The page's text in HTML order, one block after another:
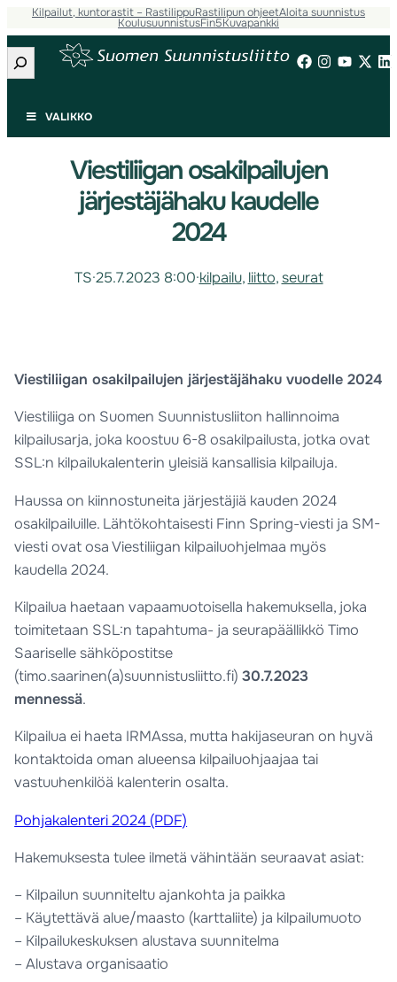
Kilpailut, kuntorastit – RastilippuRastilipun ohjeetAloita suunnistus
KoulusuunnistusFin5Kuvapankki
Etsi
VALIKKO
Viestiliigan osakilpailujen
järjestäjähaku kaudelle
2024
TS·25.7.2023 8:00·kilpailu, liitto, seurat
Viestiliigan osakilpailujen järjestäjähaku vuodelle 2024
Viestiliiga on Suomen Suunnistusliiton hallinnoima
kilpailusarja, joka koostuu 6-8 osakilpailusta, jotka ovat
SSL:n kilpailukalenterin yleisiä kansallisia kilpailuja.
Haussa on kiinnostuneita järjestäjiä kauden 2024
osakilpailuille. Lähtökohtaisesti Finn Spring-viesti ja SM-
viesti ovat osa Viestiliigan kilpailuohjelmaa myös
kaudella 2024.
Kilpailua haetaan vapaamuotoisella hakemuksella, joka
toimitetaan SSL:n tapahtuma- ja seurapäällikkö Timo
Saariselle sähköpostitse
(timo.saarinen(a)suunnistusliitto.fi)30.7.2023
mennessä.
Kilpailua ei haeta IRMAssa, mutta hakijaseuran on hyvä
kontaktoida oman alueensa kilpailuohjaajaa tai
vastuuhenkilöä kalenterin osalta.
Pohjakalenteri 2024 (PDF)
Hakemuksesta tulee ilmetä vähintään seuraavat asiat:
– Kilpailun suunniteltu ajankohta ja paikka
– Käytettävä alue/maasto (karttaliite) ja kilpailumuoto
– Kilpailukeskuksen alustava suunnitelma
– Alustava organisaatio